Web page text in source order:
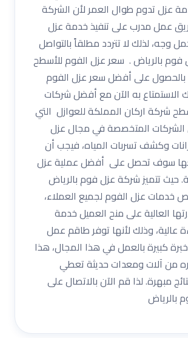
عزل تدوم طوال العمر لأن الشركة
عمل مدرب على تنفيذ خدمة عزل
وجه، لذلك لا تتردد مطلقاً بالتواصل
بالرياض . سعر عزل الفوم للأسطح
بالحصول على أفضل سعر عزل الفوم
الاستمتاع به الآن مع أفضل شركات
شركة اركان المملكة للعوازل التي
المتخصصة في مجال عزل
وكشف تسربات المياه، فيجب أن
سوف تحصل على أفضل عملية عزل
حيث تتميز شركة عزل فوم بالرياض
خدمات عزل الفوم لجميع العملاء،
العالية على منح العميل خدمة
عالية، وذلك لأنها توفر طاقم عمل
كبيرة بالعمل في هذا المجال، هذا
من آلات ومعدات حديثة تعطي
مبهرة. لذا قم الآن بالاتصال على
بالرياض